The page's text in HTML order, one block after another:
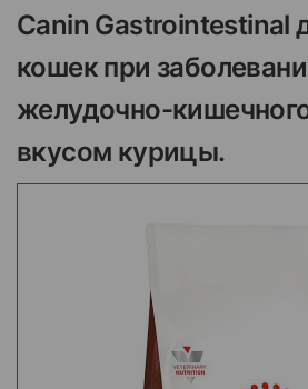
Canin Gastrointestinal
кошек при
желудочно-
вкусом курицы.